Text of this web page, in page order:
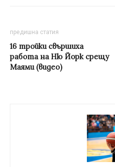
предишна статия
16 тройки свършиха
работа на Ню Йорк срещу
Маями (видео)